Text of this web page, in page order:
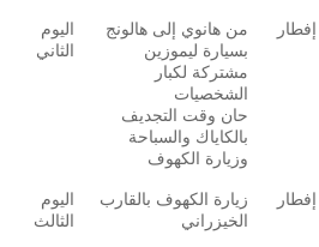
إفطار
من هانوي إلى هالونج
بسيارة ليموزين
مشتركة لكبار
الشخصيات
حان وقت التجديف
بالكاياك والسباحة
وزيارة الكهوف
اليوم
الثاني
إفطار
زيارة الكهوف بالقارب
الخيزراني
اليوم
الثالث